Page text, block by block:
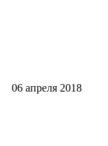
06 апреля 2018